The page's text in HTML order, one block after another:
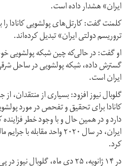
ایران» هشدار داده است.
کلمنت گفت: کارتل‌های پولشویی کانادا
تروریسم دولتی ایران» تبدیل کرده‌اند.
او گفت: در حالی‌که چین شبکه پولشویی
گسترش داده، شبکه پولشویی در ساحل
ایران است.
گلوبال نیوز افزود: بسیاری از منتقدان،
کانادا برای تحقیق و تفحص در مورد
دارد و در همین حال و با وجود خطر
ایران، در سال ۲۰۲۰ واحد
کرد.